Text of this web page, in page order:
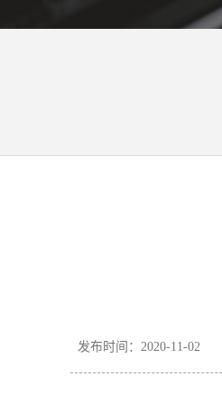
发布时间：2020-11-02